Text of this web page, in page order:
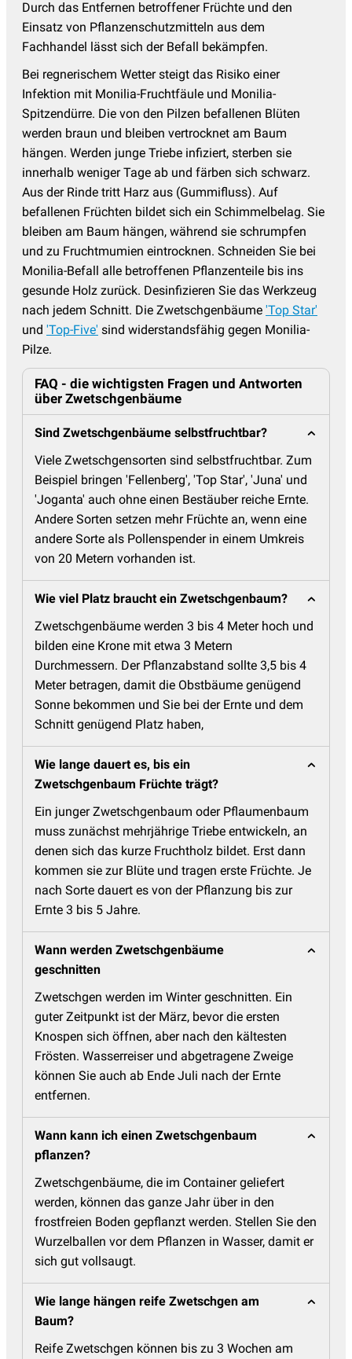
Durch das Entfernen betroffener Früchte und den
Einsatz von Pflanzenschutzmitteln aus dem
Fachhandel lässt sich der Befall bekämpfen.
Bei regnerischem Wetter steigt das Risiko einer
Infektion mit Monilia-Fruchtfäule und Monilia-
Spitzendürre. Die von den Pilzen befallenen Blüten
werden braun und bleiben vertrocknet am Baum
hängen. Werden junge Triebe infiziert, sterben sie
innerhalb weniger Tage ab und färben sich schwarz.
Aus der Rinde tritt Harz aus (Gummifluss). Auf
befallenen Früchten bildet sich ein Schimmelbelag. Sie
bleiben am Baum hängen, während sie schrumpfen
und zu Fruchtmumien eintrocknen. Schneiden Sie bei
Monilia-Befall alle betroffenen Pflanzenteile bis ins
gesunde Holz zurück. Desinfizieren Sie das Werkzeug
nach jedem Schnitt. Die Zwetschgenbäume 'Top Star'
und 'Top-Five' sind widerstandsfähig gegen Monilia-
Pilze.
FAQ - die wichtigsten Fragen und Antworten
über Zwetschgenbäume
Sind Zwetschgenbäume selbstfruchtbar?
Viele Zwetschgensorten sind selbstfruchtbar. Zum
Beispiel bringen 'Fellenberg', 'Top Star', 'Juna' und
'Joganta' auch ohne einen Bestäuber reiche Ernte.
Andere Sorten setzen mehr Früchte an, wenn eine
andere Sorte als Pollenspender in einem Umkreis
von 20 Metern vorhanden ist.
Wie viel Platz braucht ein Zwetschgenbaum?
Zwetschgenbäume werden 3 bis 4 Meter hoch und
bilden eine Krone mit etwa 3 Metern
Durchmessern. Der Pflanzabstand sollte 3,5 bis 4
Meter betragen, damit die Obstbäume genügend
Sonne bekommen und Sie bei der Ernte und dem
Schnitt genügend Platz haben,
Wie lange dauert es, bis ein
Zwetschgenbaum Früchte trägt?
Ein junger Zwetschgenbaum oder Pflaumenbaum
muss zunächst mehrjährige Triebe entwickeln, an
denen sich das kurze Fruchtholz bildet. Erst dann
kommen sie zur Blüte und tragen erste Früchte. Je
nach Sorte dauert es von der Pflanzung bis zur
Ernte 3 bis 5 Jahre.
Wann werden Zwetschgenbäume
geschnitten
Zwetschgen werden im Winter geschnitten. Ein
guter Zeitpunkt ist der März, bevor die ersten
Knospen sich öffnen, aber nach den kältesten
Frösten. Wasserreiser und abgetragene Zweige
können Sie auch ab Ende Juli nach der Ernte
entfernen.
Wann kann ich einen Zwetschgenbaum
pflanzen?
Zwetschgenbäume, die im Container geliefert
werden, können das ganze Jahr über in den
frostfreien Boden gepflanzt werden. Stellen Sie den
Wurzelballen vor dem Pflanzen in Wasser, damit er
sich gut vollsaugt.
Wie lange hängen reife Zwetschgen am
Baum?
Reife Zwetschgen können bis zu 3 Wochen am